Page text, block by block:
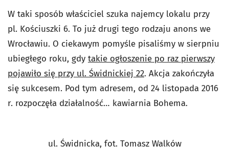
W taki sposób właściciel szuka najemcy lokalu przy
pl. Kościuszki 6. To już drugi tego rodzaju anons we
Wrocławiu. O ciekawym pomyśle pisaliśmy w sierpniu
ubiegłego roku, gdy takie ogłoszenie po raz pierwszy
pojawiło się przy ul. Świdnickiej 22. Akcja zakończyła
się sukcesem. Pod tym adresem, od 24 listopada 2016
r. rozpoczęła działalność… kawiarnia Bohema.
ul. Świdnicka, fot. Tomasz Walków